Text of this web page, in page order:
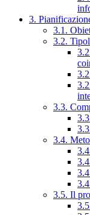
3.
3.1.
3.2.
3.3.
3.4.
3.5. Il